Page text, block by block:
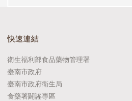
快速連結
衛生福利部食品藥物管理署
臺南市政府
臺南市政府衛生局
食藥署闢謠專區